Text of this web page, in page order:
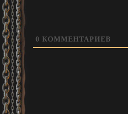
0 КОММЕНТАРИЕВ